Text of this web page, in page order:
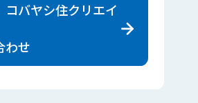
バヤシ住クリエイ
わせ